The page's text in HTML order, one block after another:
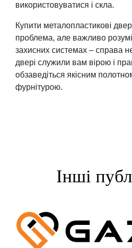
використовуватися і скла.
Купити металопластикові
проблема, але важливо
захисних системах – справа
двері служили вам вірою і
обзаведіться якісним
фурнітурою.
Інші